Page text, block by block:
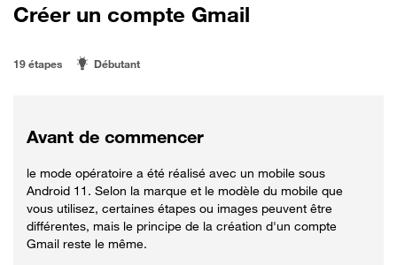
Créer un compte Gmail
19 étapes Débutant
Avant de commencer
le mode opératoire a été réalisé avec un mobile sous
Android 11. Selon la marque et le modèle du mobile que
vous utilisez, certaines étapes ou images peuvent être
différentes, mais le principe de la création d'un compte
Gmail reste le même.